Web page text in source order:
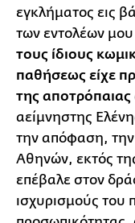
εγκλήματος εις
των εντολέων μου
τους ίδιους
παθήσεως είχε
της αποτρόπαιας
αείμνηστης
την απόφαση,
Αθηνών, εκτός
επέβαλε στον
ισχυρισμούς του